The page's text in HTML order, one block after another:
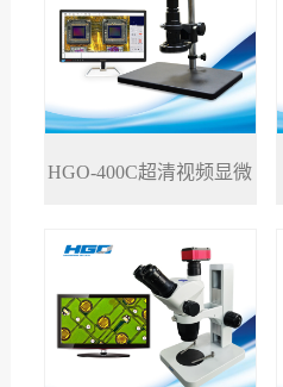
HGO-400C超清视频显微